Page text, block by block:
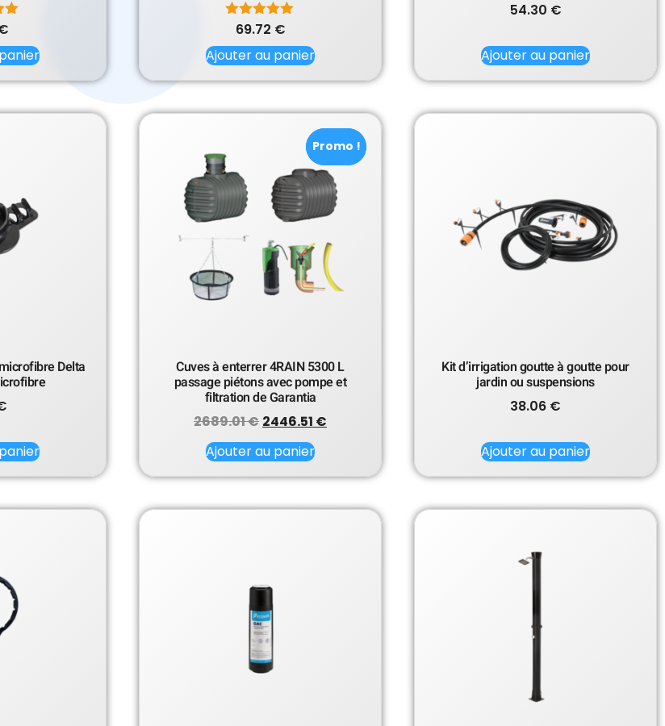
Note
sur 5
69.72 €
Ajouter au panier
54.30 €
Ajouter au panier
Delta
Promo !
Promo !
Cuves à enterrer 4RAIN 5300 L
passage piétons avec pompe et
filtration de Garantia
2689.01€ 2446.51 €
Ajouter au panier
Kit d’irrigation goutte à goutte pour
jardin ou suspensions
38.06 €
Ajouter au panier